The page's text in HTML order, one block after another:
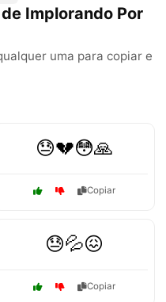
Implorando Por
uma para copiar e
😓💔😳🙏
Copiar
😓💦😖
Copiar